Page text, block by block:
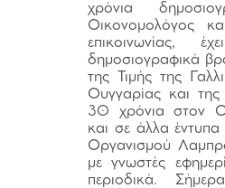
χρόνια
Οικονομολόγος
επικοινωνίας,
δημοσιογραφικά
της Τιμής της
Ουγγαρίας και
30 χρόνια στον
και σε άλλα
Οργανισμού
με γνωστές
περιοδικά.